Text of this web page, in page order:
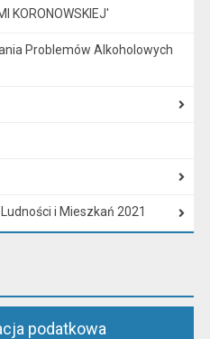
KORONOWSKIEJ'
Problemów Alkoholowych
i Mieszkań 2021
podatkowa